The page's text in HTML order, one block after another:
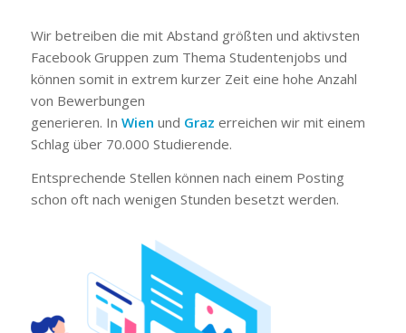
Wir betreiben die mit Abstand größten und aktivsten
Facebook Gruppen zum Thema Studentenjobs und
können somit in extrem kurzer Zeit eine hohe Anzahl
von Bewerbungen
generieren. In Wien und Graz erreichen wir mit einem
Schlag über 70.000 Studierende.
Entsprechende Stellen können nach einem Posting
schon oft nach wenigen Stunden besetzt werden.